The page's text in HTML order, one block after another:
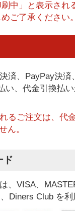
中」と表示され
ご了承ください。
済、PayPay決済
い、代金引換払い
るご注文は、代
ん。
ド
、VISA、
Diners Club を利